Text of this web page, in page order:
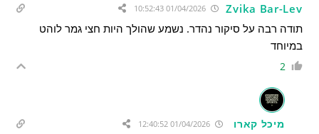
Zvika Bar-Lev
תודה רבה על סיקור נהדר. נשמע שהולך היות חצי גמר לוהט
במיוחד
2
מיכל קארו